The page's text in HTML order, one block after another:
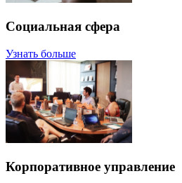
Социальная сфера
Узнать больше
Корпоративное управление